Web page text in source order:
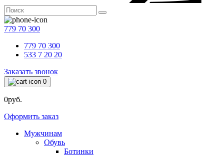
779 70 300
779 70 300
533 7 20 20
Заказать звонок
0
0руб.
Оформить заказ
Мужчинам
Обувь
Ботинки